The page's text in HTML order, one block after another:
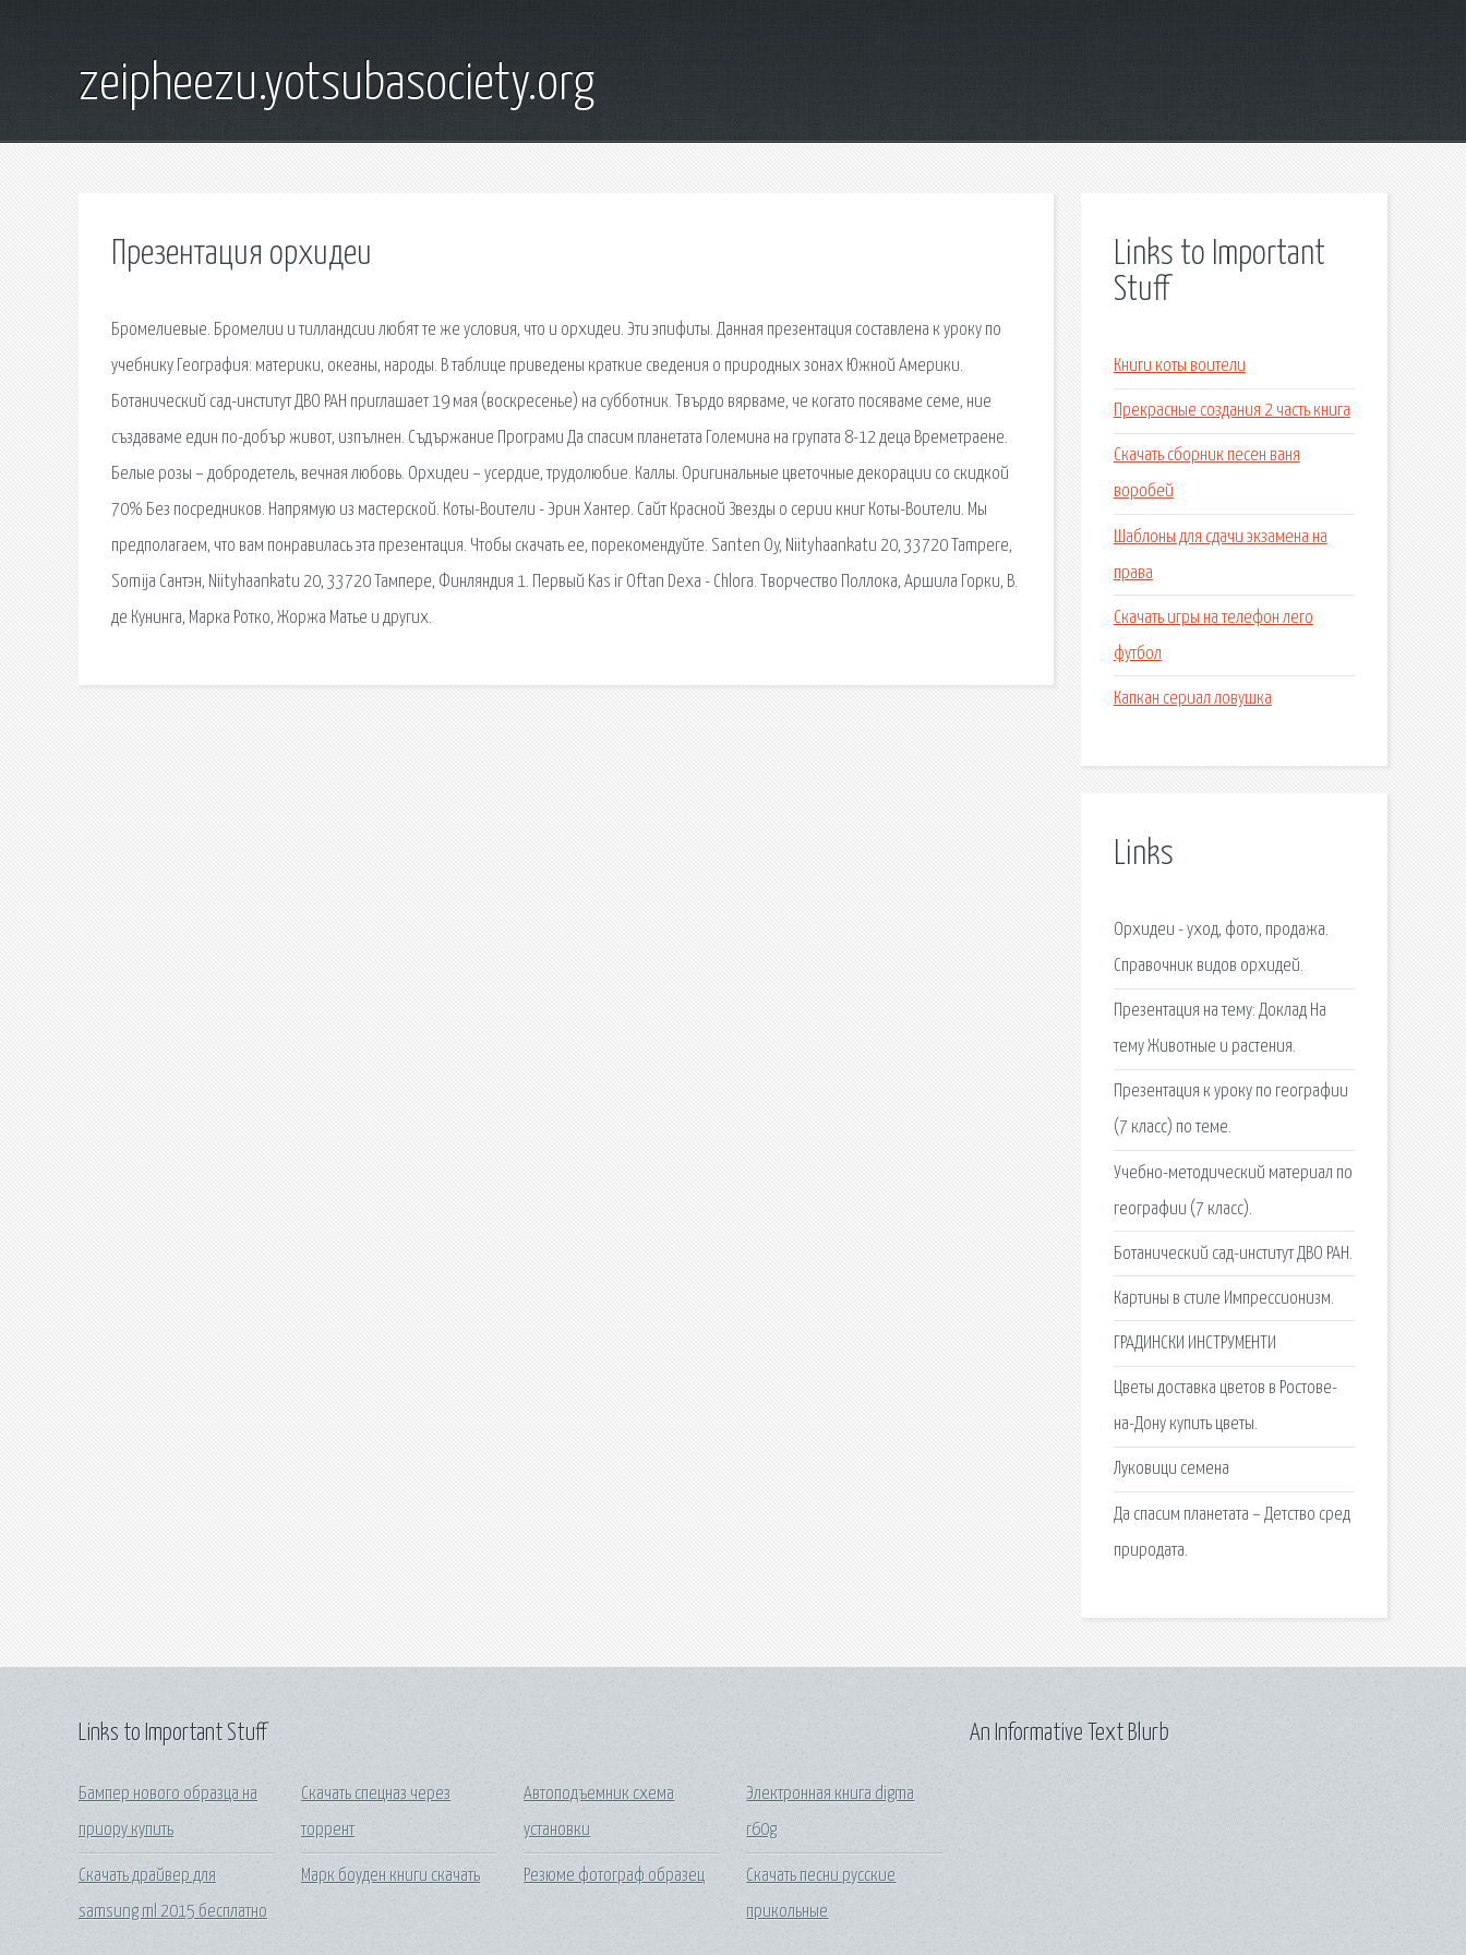
zeipheezu.yotsubasociety.org
Презентация орхидеи
Бромелиевые. Бромелии и тилландсии любят те же условия, что и орхидеи. Эти эпифиты. Данная презентация составлена к уроку по
учебнику География: материки, океаны, народы. В таблице приведены краткие сведения о природных зонах Южной Америки.
Ботанический сад-институт ДВО РАН приглашает 19 мая (воскресенье) на субботник. Твърдо вярваме, че когато посяваме семе, ние
създаваме един по-добър живот, изпълнен. Съдържание Програми Да спасим планетата Големина на групата 8-12 деца Времетраене.
Белые розы – добродетель, вечная любовь. Орхидеи – усердие, трудолюбие. Каллы. Оригинальные цветочные декорации со скидкой
70% Без посредников. Напрямую из мастерской. Коты-Воители - Эрин Хантер. Сайт Красной Звезды о серии книг Коты-Воители. Мы
предполагаем, что вам понравилась эта презентация. Чтобы скачать ее, порекомендуйте. Santen Oy, Niityhaankatu 20, 33720 Tampere,
Somija Сантэн, Niityhaankatu 20, 33720 Тампере, Финляндия 1. Первый Kas ir Oftan Dexa - Chlora. Творчество Поллока, Аршила Горки, В.
де Кунинга, Марка Ротко, Жоржа Матье и других.
Links to Important
Stuff
Книги коты воители
Прекрасные создания 2 часть книга
Скачать сборник песен ваня
воробей
Шаблоны для сдачи экзамена на
права
Скачать игры на телефон лего
футбол
Капкан сериал ловушка
Links
Орхидеи - уход, фото, продажа.
Справочник видов орхидей.
Презентация на тему: Доклад На
тему Животные и растения.
Презентация к уроку по географии
(7 класс) по теме.
Учебно-методический материал по
географии (7 класс).
Ботанический сад-институт ДВО РАН.
Картины в стиле Импрессионизм.
ГРАДИНСКИ ИНСТРУМЕНТИ
Цветы доставка цветов в Ростове-
на-Дону купить цветы.
Луковици семена
Да спасим планетата – Детство сред
природата.
Links to Important Stuff
Бампер нового образца на
приору купить
Скачать драйвер для
samsung ml 2015 бесплатно
Скачать спецназ через
торрент
Марк боуден книги скачать
Автоподъемник схема
установки
Резюме фотограф образец
Электронная книга digma
r60g
Скачать песни русские
прикольные
An Informative Text Blurb